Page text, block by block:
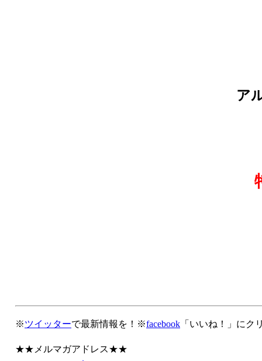
ア
※ツイッターで最新情報を！※facebook 「いいね！」にク
★★メルマガアドレス★★